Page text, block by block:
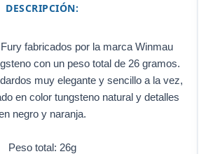
DESCRIPCIÓN:
fabricados por la marca Winmau
con un peso total de 26 gramos.
muy elegante y sencillo a la vez,
en color tungsteno natural y detalles
negro y naranja.
Peso total: 26g